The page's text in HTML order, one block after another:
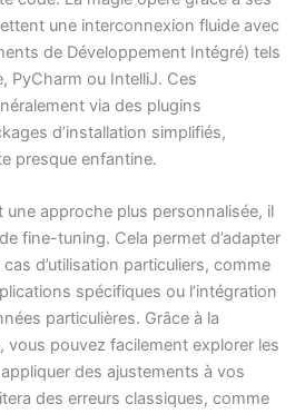
une interconnexion fluide avec
de Développement Intégré) tels
PyCharm ou IntelliJ. Ces
via des plugins
d’installation simplifiés,
presque enfantine.
une approche plus personnalisée, il
fine-tuning. Cela permet d’adapter
d’utilisation particuliers, comme
spécifiques ou l’intégration
particulières. Grâce à la
pouvez facilement explorer les
des ajustements à vos
des erreurs classiques, comme